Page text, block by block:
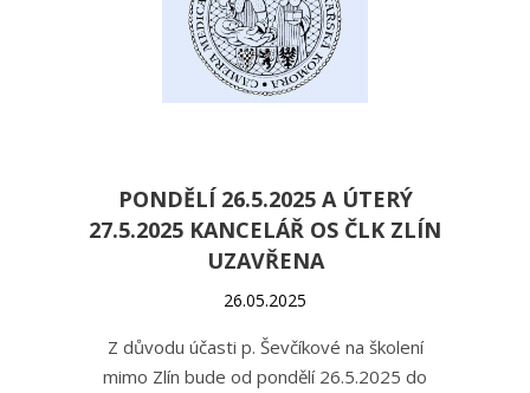
PONDĚLÍ 26.5.2025 A ÚTERÝ
27.5.2025 KANCELÁŘ OS ČLK ZLÍN
UZAVŘENA
26.05.2025
Z důvodu účasti p. Ševčíkové na školení
mimo Zlín bude od pondělí 26.5.2025 do